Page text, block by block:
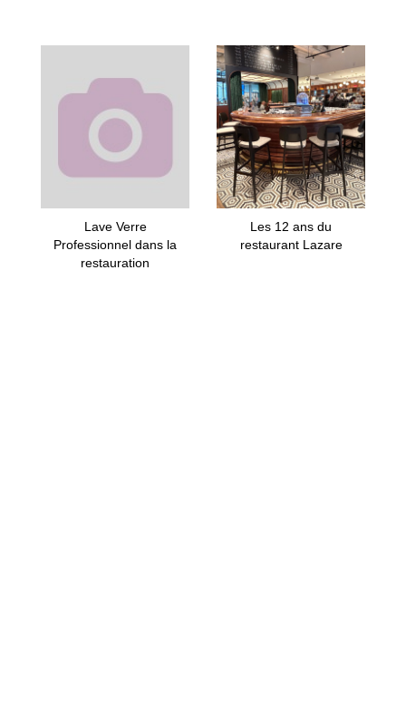
Lave Verre
Professionnel dans la
restauration
Les 12 ans du
restaurant Lazare